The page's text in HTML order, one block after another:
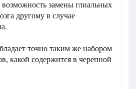
возможность замены глиальных
другому в случае
точно таким же набором
какой содержится в черепной